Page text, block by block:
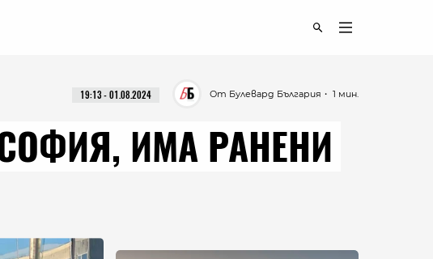
・ 1 мин.
От Булевард България
19:13 - 01.08.2024
ИМА РАНЕНИ